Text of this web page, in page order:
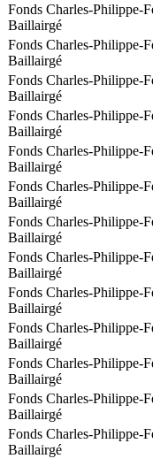
Fonds Charles-Philippe-
Baillairgé
Fonds Charles-Philippe-
Baillairgé
Fonds Charles-Philippe-
Baillairgé
Fonds Charles-Philippe-
Baillairgé
Fonds Charles-Philippe-
Baillairgé
Fonds Charles-Philippe-
Baillairgé
Fonds Charles-Philippe-
Baillairgé
Fonds Charles-Philippe-
Baillairgé
Fonds Charles-Philippe-
Baillairgé
Fonds Charles-Philippe-
Baillairgé
Fonds Charles-Philippe-
Baillairgé
Fonds Charles-Philippe-
Baillairgé
Fonds Charles-Philippe-
Baillairgé